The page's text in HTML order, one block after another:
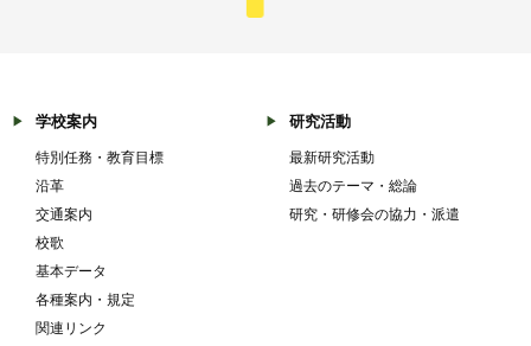
学校案内
特別任務・教育目標
沿革
交通案内
校歌
基本データ
各種案内・規定
関連リンク
研究活動
最新研究活動
過去のテーマ・総論
研究・研修会の協力・派遣